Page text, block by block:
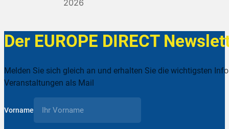
2026
Der EUROPE DIRECT
Melden Sie sich gleich an und erhalten Sie die wichtigsten
Veranstaltungen als Mail
Vorname